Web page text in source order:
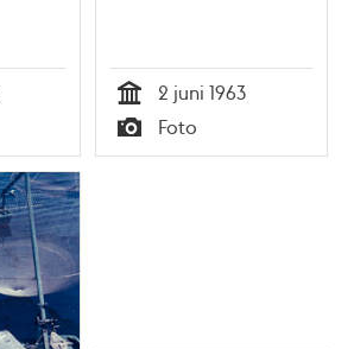
Tid
2 juni 1963
Typ
Foto